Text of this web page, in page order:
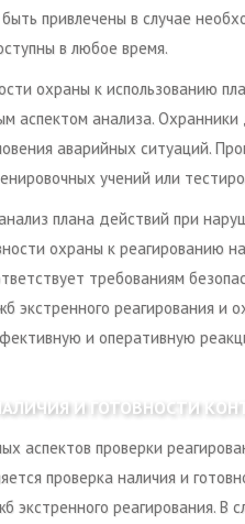
привлечены в случае
в любое время.
охраны к использованию
аспектом анализа.
аварийных ситуаций.
учений или
плана действий при
охраны к реагированию
требованиям
экстренного реагирования и
и оперативную
И ГОТОВНОСТИ
аспектов проверки
проверка наличия и
экстренного реагирования. В